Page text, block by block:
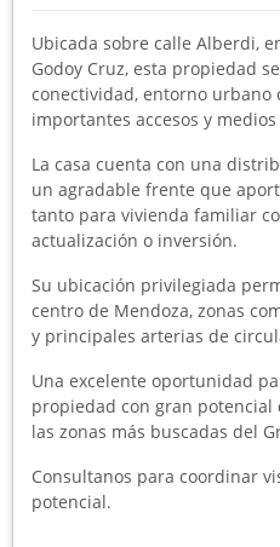
Ubicada sobre calle Alberdi,
Godoy Cruz, esta propiedad
conectividad, entorno urbano
importantes accesos y
La casa cuenta con una
un agradable frente que
tanto para vivienda familiar
actualización o inversión.
Su ubicación privilegiada
centro de Mendoza, zonas
y principales arterias de
Una excelente oportunidad
propiedad con gran
las zonas más buscadas del
Consultanos para coordinar
potencial.